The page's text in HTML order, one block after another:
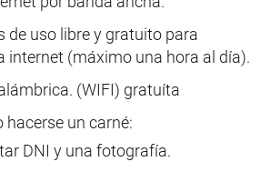
de uso libre y gratuito para
internet (máximo una hora al día).
(WIFI) gratuíta
hacerse un carné:
DNI y una fotografía.